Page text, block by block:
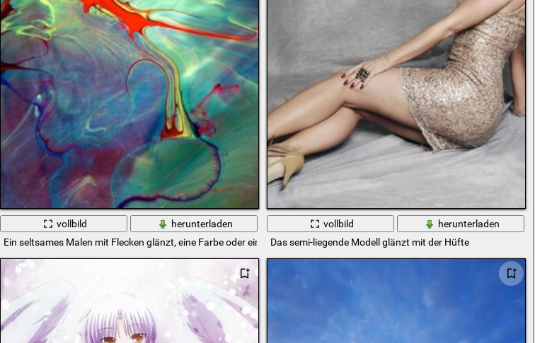
vollbild
herunterladen
Ein seltsames Malen mit Flecken glänzt, eine Farbe oder ein Diagramm oder einfach nur ein Daub, aber wie wunderbar!
vollbild
herunterladen
Das semi-liegende Modell glänzt mit der Hüfte